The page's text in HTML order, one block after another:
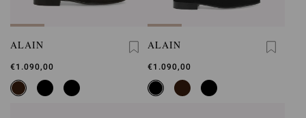
ALAIN
€1.090,00
ALAIN
€1.090,00